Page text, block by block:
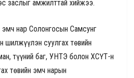
заслыг амжилттай хийжээ.
нар Солонгосын Самсунг
шилжүүлэн суулгах төвийн
түүний баг, УНТЭ болон ХСҮТ-н
төвийн эмч нарын